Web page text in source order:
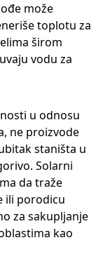
može
toplotu za
širom
vodu za
u odnosu
ne proizvode
staništa u
Solarni
da traže
ili porodicu
za sakupljanje
kao